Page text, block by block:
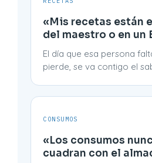
«Mis recetas están
del maestro o en un
El día que esa persona
pierde, se va contigo el
CONSUMOS
«Los consumos
cuadran con el